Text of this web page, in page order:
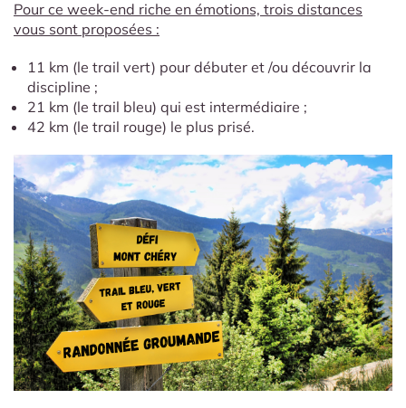
Pour ce week-end riche en émotions, trois distances
vous sont proposées :
11 km (le trail vert) pour débuter et /ou découvrir la
discipline ;
21 km (le trail bleu) qui est intermédiaire ;
42 km (le trail rouge) le plus prisé.